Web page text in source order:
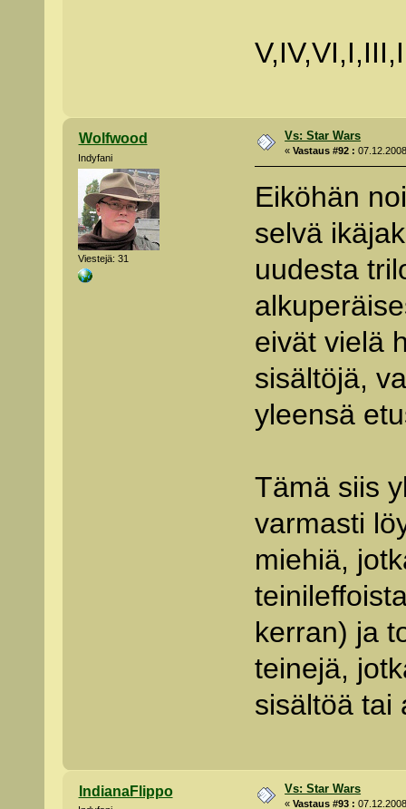
Wolfwood
Indyfani
Viestejä: 31
Vs: Star Wars
«Vastaus #92 :
Eiköhän
selvä
uudesta
eivät vielä
sisältöjä,
yleensä
Tämä siis
varmasti
miehiä,
kerran) ja
teinejä,
sisältöä tai
IndianaFlippo Vs: Star Wars
«Vastaus #93 :